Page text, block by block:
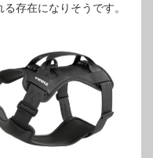
存在になりそうです。